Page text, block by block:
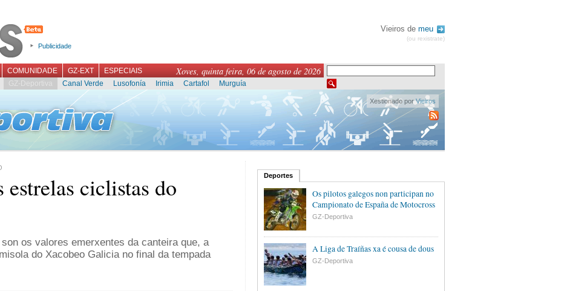
Publicidade
Vieiros de meu
(ou rexistrate)
Xoves, quinta feira, 06 de agosto de 2026
COMUNIDADE GZ-EXT
ESPECIAIS
GZ-Deportiva Canal Verde Lusofonía Irimia Cartafol Murguía
Xestionado porVieiros
estrelas ciclistas do
os valores emerxentes da canteira que, a
do Xacobeo Galicia no final da tempada
Deportes
Os pilotos galegos non participan no
Campionato de España de Motocross
GZ-Deportiva
A Liga de Traíñas xa é cousa de dous
GZ-Deportiva